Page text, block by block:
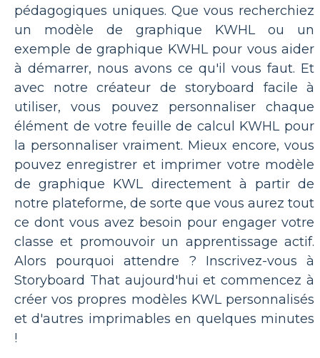
pédagogiques uniques. Que vous recherchiez
un modèle de graphique KWHL ou un
exemple de graphique KWHL pour vous aider
à démarrer, nous avons ce qu'il vous faut. Et
avec notre créateur de storyboard facile à
utiliser, vous pouvez personnaliser chaque
élément de votre feuille de calcul KWHL pour
la personnaliser vraiment. Mieux encore, vous
pouvez enregistrer et imprimer votre modèle
de graphique KWL directement à partir de
notre plateforme, de sorte que vous aurez tout
ce dont vous avez besoin pour engager votre
classe et promouvoir un apprentissage actif.
Alors pourquoi attendre ? Inscrivez-vous à
Storyboard That aujourd'hui et commencez à
créer vos propres modèles KWL personnalisés
et d'autres imprimables en quelques minutes
!